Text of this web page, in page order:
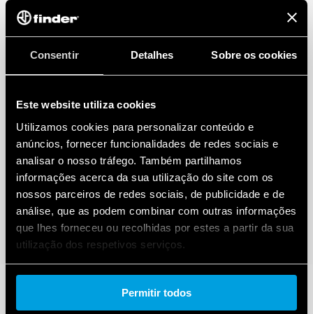
Consentir Detalhes Sobre os cookies
Este website utiliza cookies
Utilizamos cookies para personalizar conteúdo e
anúncios, fornecer funcionalidades de redes sociais e
analisar o nosso tráfego. Também partilhamos
informações acerca da sua utilização do site com os
nossos parceiros de redes sociais, de publicidade e de
análise, que as podem combinar com outras informações
que lhes forneceu ou recolhidas por estes a partir da sua
utilização dos respetivos serviços.
Cookie policy.
Permitir todos